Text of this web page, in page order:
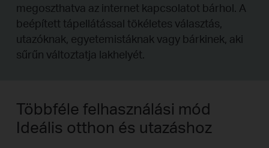
megoszthatva az internet kapcsolatot bárhol. A
beépített tápellátással tökéletes választás,
utazóknak, egyetemistáknak vagy bárkinek, aki
sűrűn változtatja lakhelyét.
Többféle felhasználási mód
Ideális otthon és utazáshoz